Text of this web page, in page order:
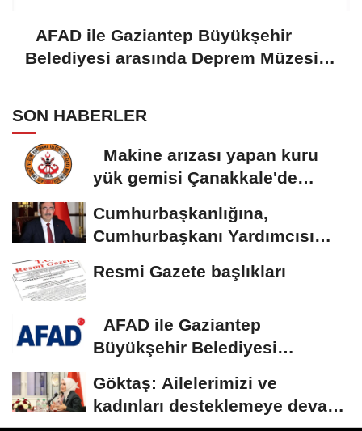
AFAD ile Gaziantep Büyükşehir
Belediyesi arasında Deprem Müzesi
SON HABERLER
Makine arızası yapan kuru
yük gemisi Çanakkale'de
Cumhurbaşkanlığına,
Cumhurbaşkanı Yardımcısı
Resmi Gazete başlıkları
AFAD ile Gaziantep
Büyükşehir Belediyesi
Göktaş: Ailelerimizi ve
kadınları desteklemeye devam